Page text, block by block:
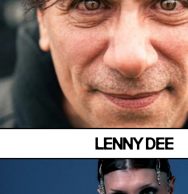
LENNY DEE
MANOIR DE KEROUAL
Samedi 04 juillet